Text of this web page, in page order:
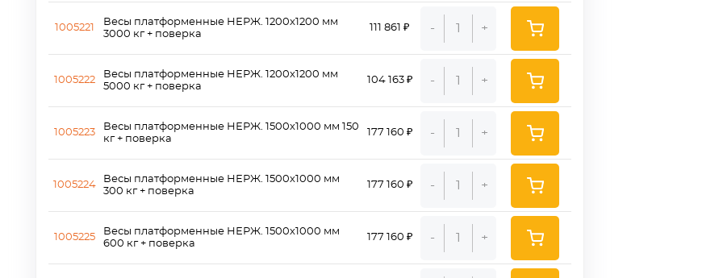
1005221
1005222
1005223
1005224
1005225
Весы платформенные НЕРЖ. 1200x1200 мм
3000 кг + поверка
Весы платформенные НЕРЖ. 1200x1200 мм
5000 кг + поверка
Весы платформенные НЕРЖ. 1500х1000 мм 150
кг + поверка
Весы платформенные НЕРЖ. 1500х1000 мм
300 кг + поверка
Весы платформенные НЕРЖ. 1500х1000 мм
600 кг + поверка
111 861 ₽
104 163 ₽
177 160 ₽
177 160 ₽
177 160 ₽
- +
- +
- +
- +
- +